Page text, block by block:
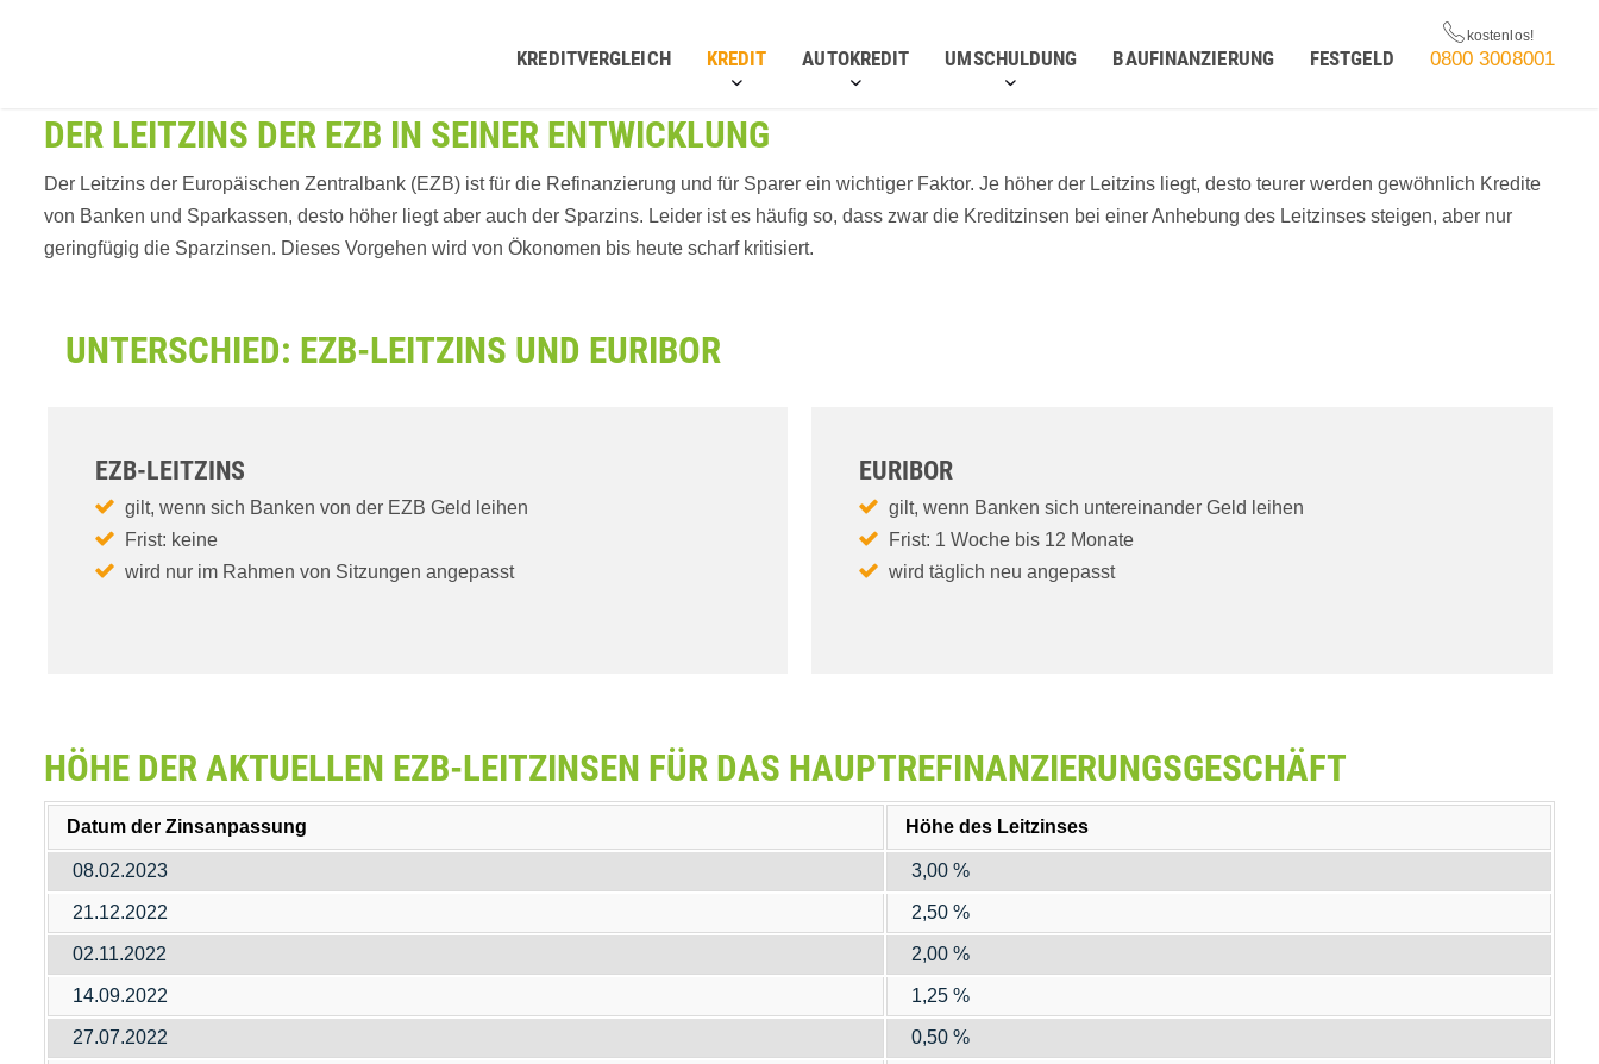
KREDITVERGLEICH KREDIT AUTOKREDIT UMSCHULDUNG BAUFINANZIERUNG FESTGELD 0800 3008001
DER LEITZINS DER EZB IN SEINER ENTWICKLUNG
Der Leitzins der Europäischen Zentralbank (EZB) ist für die Refinanzierung und für Sparer ein wichtiger Faktor. Je höher der Leitzins liegt, desto teurer werden gewöhnlich Kredite
von Banken und Sparkassen, desto höher liegt aber auch der Sparzins. Leider ist es häufig so, dass zwar die Kreditzinsen bei einer Anhebung des Leitzinses steigen, aber nur
geringfügig die Sparzinsen. Dieses Vorgehen wird von Ökonomen bis heute scharf kritisiert.
UNTERSCHIED: EZB-LEITZINS UND EURIBOR
EZB-LEITZINS
gilt, wenn sich Banken von der EZB Geld leihen
Frist: keine
wird nur im Rahmen von Sitzungen angepasst
EURIBOR
gilt, wenn Banken sich untereinander Geld leihen
Frist: 1 Woche bis 12 Monate
wird täglich neu angepasst
HÖHE DER AKTUELLEN EZB-LEITZINSEN FÜR DAS HAUPTREFINANZIERUNGSGESCHÄFT
Datum der Zinsanpassung Höhe des Leitzinses
08.02.2023 3,00 %
21.12.2022 2,50 %
02.11.2022 2,00 %
14.09.2022 1,25 %
27.07.2022 0,50 %